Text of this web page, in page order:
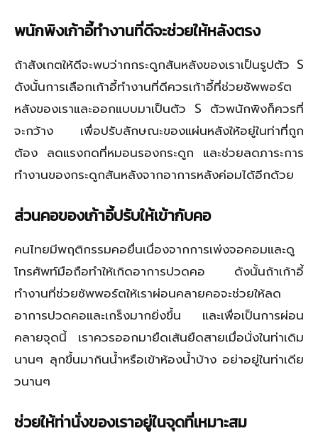
พนักพิงเก้าอี้ทำงานที่ดีจะช่วยให้หลังตรง
ถ้าสังเกตให้ดีจะพบว่ากกระดูกสันหลังของเราเป็นรูปตัว S
ดังนั้นการเลือกเก้าอี้ทำงานที่ดีควรเก้าอี้ที่ช่วยซัพพอร์ต
หลังของเราและออกแบบมาเป็นตัว S ตัวพนักพิงก็ควรที่
จะกว้าง เพื่อปรับลักษณะของแผ่นหลังให้อยู่ในท่าที่ถูก
ต้อง ลดแรงกดที่หมอนรองกระดูก และช่วยลดภาระการ
ทำงานของกระดูกสันหลังจากอาการหลังค่อมได้อีกด้วย
ส่วนคอของเก้าอี้ปรับให้เข้ากับคอ
คนไทยมีพฤติกรรมคอยื่นเนื่องจากการเพ่งจอคอมและดู
โทรศัพท์มือถือทำให้เกิดอาการปวดคอ ดังนั้นถ้าเก้าอี้
ทำงานที่ช่วยซัพพอร์ตให้เราผ่อนคลายคอจะช่วยให้ลด
อาการปวดคอและเกร็งมากยิ่งขึ้น และเพื่อเป็นการผ่อน
คลายจุดนี้ เราควรออกมายืดเส้นยืดสายเมื่อนั่งในท่าเดิม
นานๆ ลุกขึ้นมากินน้ำหรือเข้าห้องน้ำบ้าง อย่าอยู่ในท่าเดีย
วนานๆ
ช่วยให้ท่านั่งของเราอยู่ในจุดที่เหมาะสม